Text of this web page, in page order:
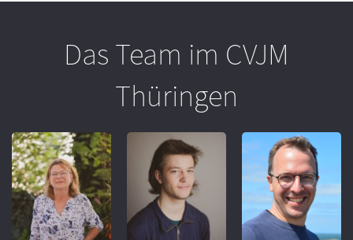
Das Team im CVJM
Thüringen